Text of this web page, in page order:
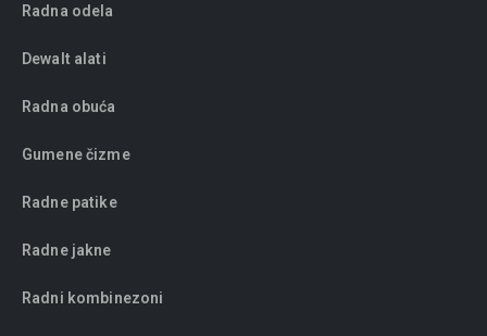
Radna odela
Dewalt alati
Radna obuća
Gumene čizme
Radne patike
Radne jakne
Radni kombinezoni